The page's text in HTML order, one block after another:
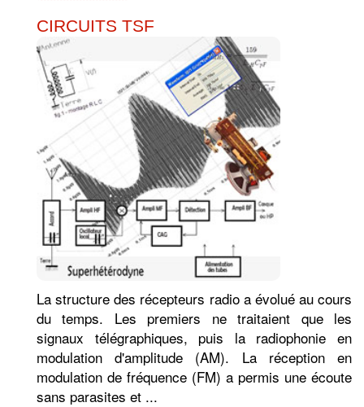
CIRCUITS TSF
La structure des récepteurs radio a évolué au cours
du temps. Les premiers ne traitaient que les
signaux télégraphiques, puis la radiophonie en
modulation d'amplitude (AM). La réception en
modulation de fréquence (FM) a permis une écoute
sans parasites et ...